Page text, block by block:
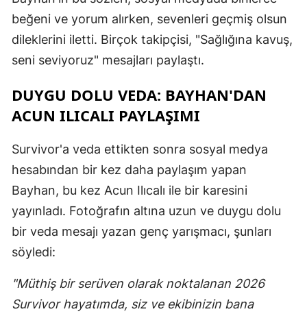
beğeni ve yorum alırken, sevenleri geçmiş olsun
dileklerini iletti. Birçok takipçisi, "Sağlığına kavuş,
seni seviyoruz" mesajları paylaştı.
DUYGU DOLU VEDA: BAYHAN'DAN
ACUN ILICALI PAYLAŞIMI
Survivor'a veda ettikten sonra sosyal medya
hesabından bir kez daha paylaşım yapan
Bayhan, bu kez Acun Ilıcalı ile bir karesini
yayınladı. Fotoğrafın altına uzun ve duygu dolu
bir veda mesajı yazan genç yarışmacı, şunları
söyledi:
"Müthiş bir serüven olarak noktalanan 2026
Survivor hayatımda, siz ve ekibinizin bana